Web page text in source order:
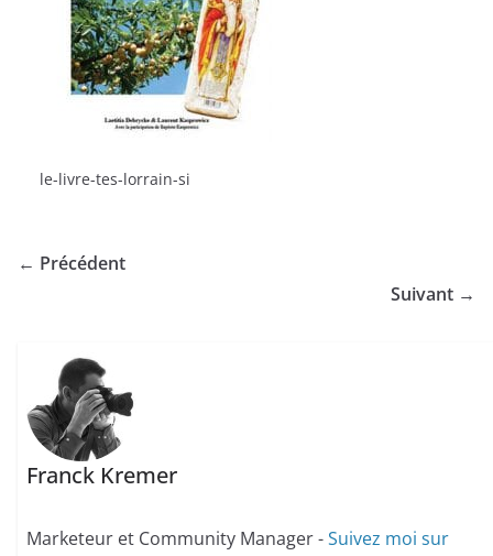
le-livre-tes-lorrain-si
← Précédent
Suivant →
Franck Kremer
Marketeur et Community Manager -Suivez moi sur